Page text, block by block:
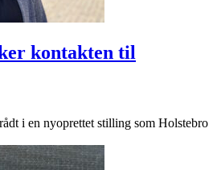
kontakten til
i en nyoprettet stilling som Holstebro